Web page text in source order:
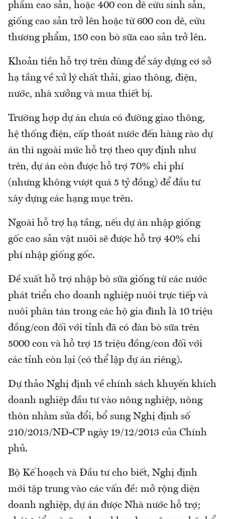
phẩm cao sản, hoặc 400 con dê cừu sinh sản,
giống cao sản trở lên hoặc từ 600 con dê, cừu
thương phẩm, 150 con bò sữa cao sản trở lên.
Khoản tiền hỗ trợ trên dùng để xây dựng cơ sở
hạ tầng về xử lý chất thải, giao thông, điện,
nước, nhà xưởng và mua thiết bị.
Trường hợp dự án chưa có đường giao thông,
hệ thống điện, cấp thoát nước đến hàng rào dự
án thì ngoài mức hỗ trợ theo quy định như
trên, dự án còn được hỗ trợ 70% chi phí
(nhưng không vượt quá 5 tỷ đồng) để đầu tư
xây dựng các hạng mục trên.
Ngoài hỗ trợ hạ tầng, nếu dự án nhập giống
gốc cao sản vật nuôi sẽ được hỗ trợ 40% chi
phí nhập giống gốc.
Đề xuất hỗ trợ nhập bò sữa giống từ các nước
phát triển cho doanh nghiệp nuôi trực tiếp và
nuôi phân tán trong các hộ gia đình là 10 triệu
đồng/con đối với tỉnh đã có đàn bò sữa trên
5000 con và hỗ trợ 15 triệu đồng/con đối với
các tỉnh còn lại (có thể lập dự án riêng).
Dự thảo Nghị định về chính sách khuyến khích
doanh nghiệp đầu tư vào nông nghiệp, nông
thôn nhằm sửa đổi, bổ sung Nghị định số
210/2013/NĐ-CP ngày 19/12/2013 của Chính
phủ.
Bộ Kế hoạch và Đầu tư cho biết, Nghị định
mới tập trung vào các vấn đề: mở rộng diện
doanh nghiệp, dự án được Nhà nước hỗ trợ;